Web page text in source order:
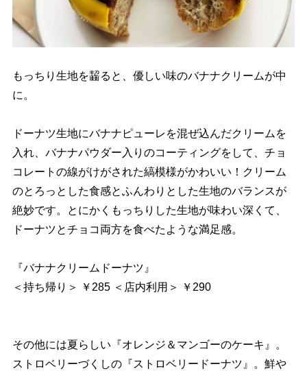
もっちり生地を齧ると、優しい味のバナナクリームが中
に。
ドーナツ生地にバナナピューレを混ぜ込んだクリームを
入れ、バナナパウダー入りのコーティングをして、チョ
コレートの線がけがされた縞模様がかわいい！クリーム
のとろっとした食感とふんわりとした生地のバランスが
絶妙です。とにかくもっちりした生地が味わい深くて、
ドーナツとチョコ両方を食べたような満足感。
『バナナクリームドーナツ』
＜持ち帰り＞ ￥285 ＜店内利用＞ ￥290
その他には夏らしい『オレンジ＆マンゴーのケーキ』。
ストロベリーづくしの『ストロベリードーナツ』。鮮